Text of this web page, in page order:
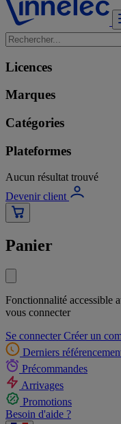
Licences
Marques
Catégories
Plateformes
Aucun résultat trouvé
Devenir client
Panier
Fonctionnalité accessible
vous connecter
Se connecter Créer un
Derniers
Précommandes
Arrivages
Promotions
Besoin d'aide ?